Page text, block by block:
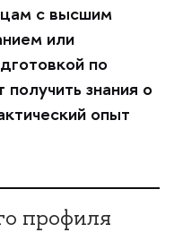
с высшим
или
по
знания о
опыт
профиля